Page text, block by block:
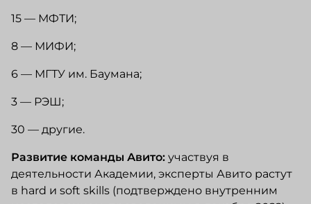
15 — МФТИ;
8 — МИФИ;
6 — МГТУ им. Баумана;
3 — РЭШ;
30 — другие.
Развитие команды Авито:участвуя в
деятельности Академии, эксперты Авито растут
в hard и soft skills (подтверждено внутренним